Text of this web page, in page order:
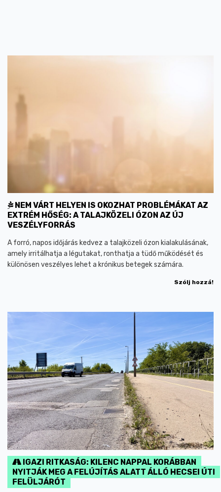
NEM VÁRT HELYEN IS OKOZHAT PROBLÉMÁKAT AZ
EXTRÉM HŐSÉG: A TALAJKÖZELI ÓZON AZ ÚJ
VESZÉLYFORRÁS
A forró, napos időjárás kedvez a talajközeli ózon kialakulásának,
amely irritálhatja a légutakat, ronthatja a tüdő működését és
különösen veszélyes lehet a krónikus betegek számára.
Szólj hozzá!
IGAZI RITKASÁG: KILENC NAPPAL KORÁBBAN
NYITJÁK MEG A FELÚJÍTÁS ALATT ÁLLÓ HECSEI ÚTI
FELÜLJÁRÓT